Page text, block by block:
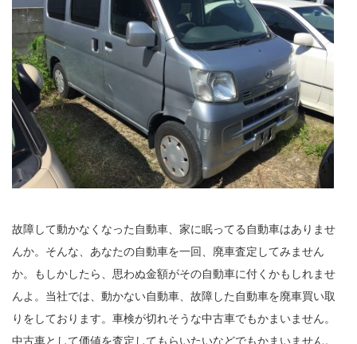
故障して動かなくなった自動車、家に眠ってる自動車はありませ
んか。そんな、あなたの自動車を一回、廃車査定してみません
か。もしかしたら、思わぬ金額がその自動車に付くかもしれませ
んよ。当社では、動かない自動車、故障した自動車を廃車買い取
りをしております。車検が切れそうな中古車でもかまいません。
中古車として価値を査定してもらいたいなどでもかまいません。